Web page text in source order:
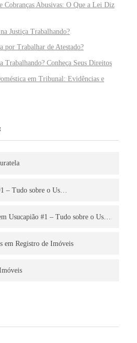
Cobranças Abusivas: O Que a Lei Diz
Justiça Trabalhando?
por Trabalhar de Atestado?
Trabalhando? Conheça Seus Direitos
em Tribunal: Evidências e
– Tudo sobre o Us…
Usucapião #1 – Tudo sobre o Us…
em Registro de Imóveis